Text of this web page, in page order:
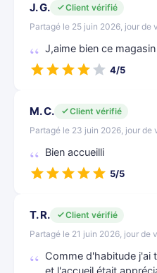
J. G.
Client vérifié
Partagé le 25 juin 2026, jour de
J,aime bien ce magasin
4/5
M. C.
Client vérifié
Partagé le 23 juin 2026, jour de
Bien accueilli
5/5
T. R.
Client vérifié
Partagé le 21 juin 2026, jour de
Comme d'habitude j'ai